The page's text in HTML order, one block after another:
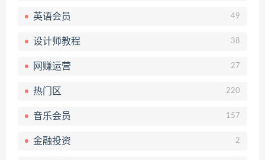
英语会员 49
设计师教程 38
网赚运营 27
热门区 220
音乐会员 157
金融投资 2